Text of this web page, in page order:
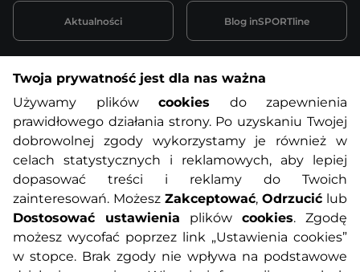
Informacje o zakupach
O nas Regulamin sklepu
Polityka prywatności Koszty przesyłek
Metody płatności Program lojalnościowy
Aktualności Blog inSPORTline
Twoja prywatność jest dla nas ważna
Używamy plików cookies do zapewnienia
prawidłowego działania strony. Po uzyskaniu Twojej
dobrowolnej zgody wykorzystamy je również w
celach statystycznych i reklamowych, aby lepiej
dopasować treści i reklamy do Twoich
zainteresowań. Możesz Zakceptować, Odrzucić lub
Dostosować ustawienia plików cookies. Zgodę
możesz wycofać poprzez link „Ustawienia cookies”
w stopce. Brak zgody nie wpływa na podstawowe